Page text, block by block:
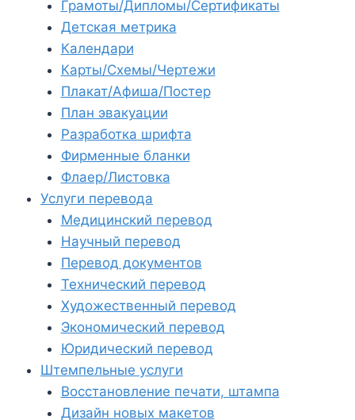
Грамоты/Дипломы/Сертификаты
Детская метрика
Календари
Карты/Схемы/Чертежи
Плакат/Афиша/Постер
План эвакуации
Разработка шрифта
Фирменные бланки
Флаер/Листовка
Услуги перевода
Медицинский перевод
Научный перевод
Перевод документов
Технический перевод
Художественный перевод
Экономический перевод
Юридический перевод
Штемпельные услуги
Восстановление печати, штампа
Дизайн новых макетов